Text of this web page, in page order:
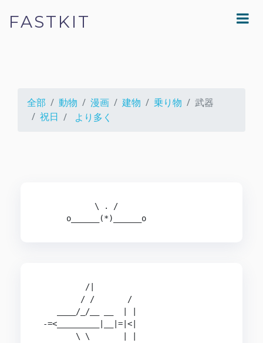
FASTKIT
全部 動物 漫画 建物 乗り物
武器
祝日
より多く
            \ . /
      o______(*)______o
          /|
         / /       /
    ____/_/__ __  | |
-=<_________|__|=|<|
        \ \       | |